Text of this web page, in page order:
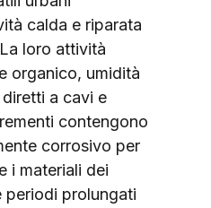
calda e riparata
loro attività
organico, umidità
a cavi e
contengono
corrosivo per
i materiali dei
periodi prolungati